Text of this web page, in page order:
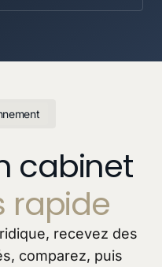
cabinet
rapide
recevez des
comparez, puis